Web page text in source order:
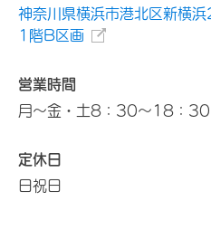
神奈川県横浜市港北区新横
1階B区画
営業時間
月～金・土8：30～18：30
定休日
日祝日